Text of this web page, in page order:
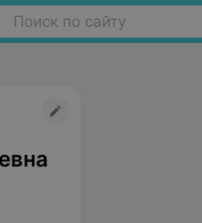
Поиск по сайту